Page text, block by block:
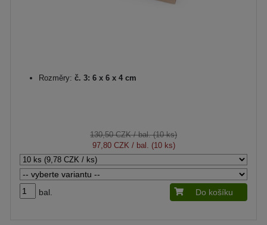
Rozměry: č. 3: 6 x 6 x 4 cm
130,50 CZK/ bal. (10 ks)
97,80 CZK / bal. (10 ks)
bal. Do košíku